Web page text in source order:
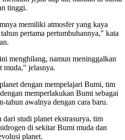
tinggi.
memiliki atmosfer yang kaya
pertama pertumbuhannya," kata
menghilang, namun meninggalkan
muda," jelasnya.
dengan mempelajari Bumi, tim
memperlakukan Bumi sebagai
tahun awalnya dengan cara baru.
dari studi planet ekstrasurya, tim
di sekitar Bumi muda dan
planet.